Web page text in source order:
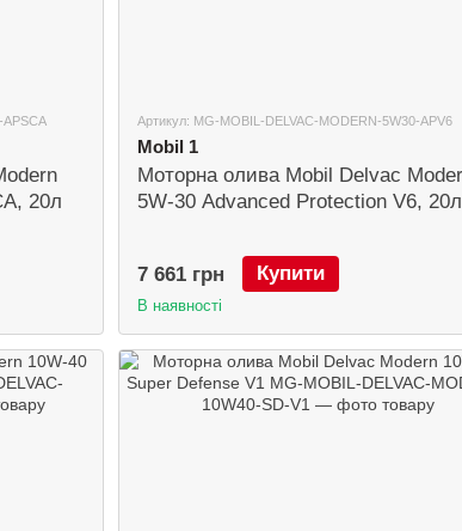
APSCA
20л
Артикул: MG-MOBIL-DELVAC-MODERN-5W30-APV6
Mobil 1
Моторна олива Mobil Delvac
5W-30 Advanced Protection V6, 20л
7 661 грн Купити
В наявності